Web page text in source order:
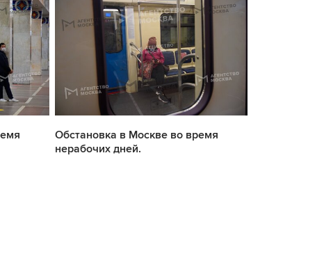
Обстановка в Москве во время
нерабочих дней.